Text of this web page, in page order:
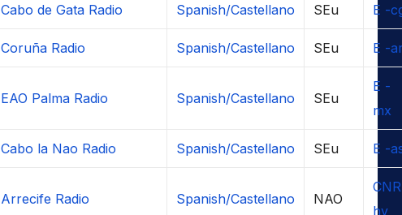
Cabo de Gata Radio Spanish/Castellano SEu E -cg
Coruña Radio Spanish/Castellano SEu E -ar
EAO Palma Radio Spanish/Castellano SEu
E -
mx
Cabo la Nao Radio Spanish/Castellano SEu E -
Arrecife Radio Spanish/Castellano NAO
hy